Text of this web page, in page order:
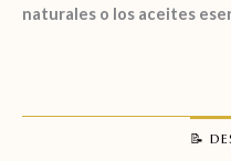
naturales o los aceites
📝